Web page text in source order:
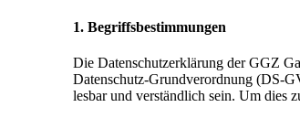
1. Begriffsbestimmungen
Die Datenschutzerklärung der GGZ
Datenschutz-Grundverordnung (DS-
lesbar und verständlich sein. Um dies